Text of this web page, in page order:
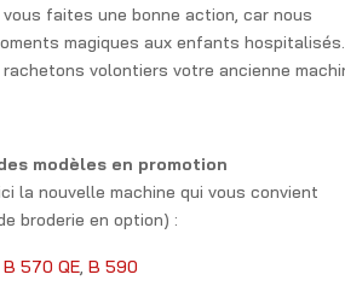
vous faites une bonne action, car nous
magiques aux enfants hospitalisés.
rachetons volontiers votre ancienne
modèles en promotion
la nouvelle machine qui vous convient
broderie en option) :
B 570 QE, B 590